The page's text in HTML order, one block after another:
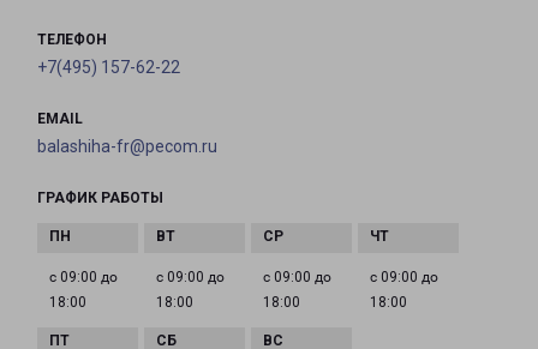
ТЕЛЕФОН
+7(495) 157-62-22
EMAIL
balashiha-fr@pecom.ru
ГРАФИК РАБОТЫ
с 09:00 до
18:00
с 09:00 до
18:00
с 09:00 до
18:00
с 09:00 до
18:00